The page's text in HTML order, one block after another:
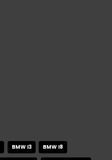
BMW I3 BMW I8